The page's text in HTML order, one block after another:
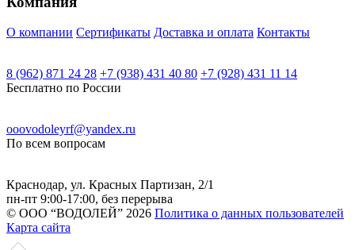
О компании Сертификаты Доставка и оплата Контакты
8 (962) 871 24 28 +7 (938) 431 40 80 +7 (928) 431 11 14
Бесплатно по России
ooovodoleyrf@yandex.ru
По всем вопросам
Краснодар, ул. Красных Партизан, 2/1
пн-пт 9:00-17:00, без перерыва
© ООО “ВОДОЛЕЙ” 2026 Политика о данных пользователей
Карта сайта